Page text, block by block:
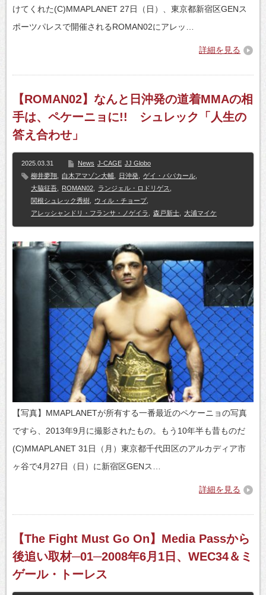
けてくれた(C)MMAPLANET 27日（日）、東京都新宿区GENス
ポーツパレスで開催されるROMAN02にアレッ…
詳細を見る
【ROMAN02】なんと日沖発の道着MMAの相
手は、ペケーニョに!! シュレック「人生の
答え合わせ」
2025.03.31 News J-CAGE JJ Globo
柳井夢翔
白木アマゾン大輔 日沖発 ゲイ・ババカール
大脇征吾
ROMAN02 ランジェル・ロドリゲス
関根シュレック秀樹
ウィル・チョープ,
アレッシャンドリ・フランサ・ノゲイラ
森戸新士 大浦マイケ
【写真】MMAPLANETが所有する一番最近のペケーニョの写真
ですら、2013年9月に撮影されたもの。もう10年半も昔ものだ
(C)MMAPLANET 31日（月）東京都千代田区のアルカディア市
ヶ谷で4月27日（日）に新宿区GENス…
詳細を見る
【The Fight Must Go On】Media Passから
後追い取材─01─2008年6月1日、WEC34＆ミ
ゲール・トーレス